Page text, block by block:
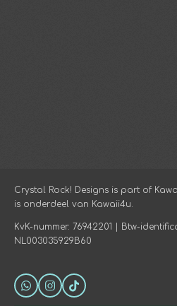
Crystal Rock! Designs is part of
is onderdeel van Kawaii4u.
KvK-nummer: 76942201 | Btw-
NL003035929B60
W
h
I
n
T
i